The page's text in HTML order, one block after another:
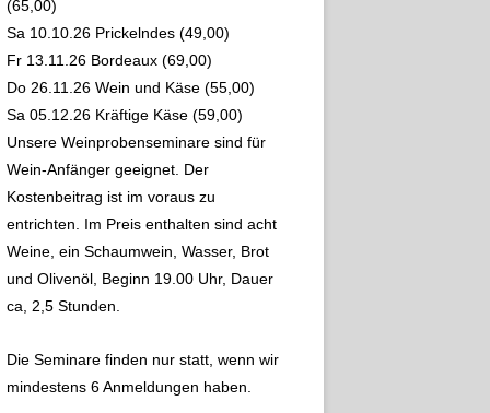
(65,00)
Sa 10.10.26 Prickelndes (49,00)
Fr 13.11.26 Bordeaux (69,00)
Do 26.11.26 Wein und Käse (55,00)
Sa 05.12.26 Kräftige Käse (59,00)
Unsere Weinprobenseminare sind für
Wein-Anfänger geeignet. Der
Kostenbeitrag ist im voraus zu
entrichten. Im Preis enthalten sind acht
Weine, ein Schaumwein, Wasser, Brot
und Olivenöl, Beginn 19.00 Uhr, Dauer
ca, 2,5 Stunden.
Die Seminare finden nur statt, wenn wir
mindestens 6 Anmeldungen haben.